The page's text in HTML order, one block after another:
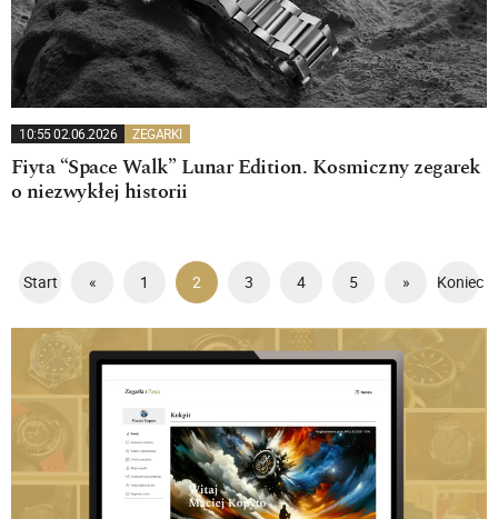
10:55 02.06.2026 ZEGARKI
Fiyta “Space Walk” Lunar Edition. Kosmiczny zegarek
o niezwykłej historii
Start « 1 2 3 4 5 » Koniec